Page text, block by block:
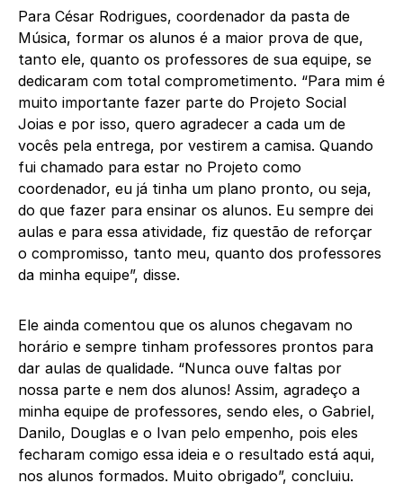
Para César Rodrigues, coordenador da pasta de
Música, formar os alunos é a maior prova de que,
tanto ele, quanto os professores de sua equipe, se
dedicaram com total comprometimento. “Para mim é
muito importante fazer parte do Projeto Social
Joias e por isso, quero agradecer a cada um de
vocês pela entrega, por vestirem a camisa. Quando
fui chamado para estar no Projeto como
coordenador, eu já tinha um plano pronto, ou seja,
do que fazer para ensinar os alunos. Eu sempre dei
aulas e para essa atividade, fiz questão de reforçar
o compromisso, tanto meu, quanto dos professores
da minha equipe”, disse.
Ele ainda comentou que os alunos chegavam no
horário e sempre tinham professores prontos para
dar aulas de qualidade. “Nunca ouve faltas por
nossa parte e nem dos alunos! Assim, agradeço a
minha equipe de professores, sendo eles, o Gabriel,
Danilo, Douglas e o Ivan pelo empenho, pois eles
fecharam comigo essa ideia e o resultado está aqui,
nos alunos formados. Muito obrigado”, concluiu.